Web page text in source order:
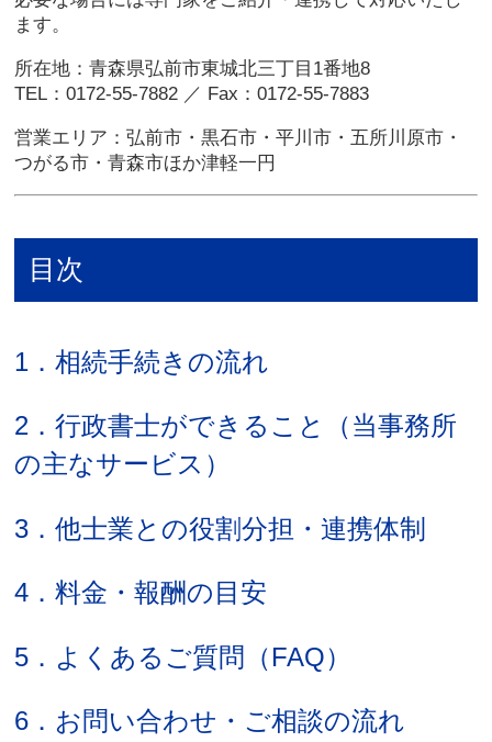
ます。
所在地：青森県弘前市東城北三丁目1番地8
TEL：0172-55-7882 ／ Fax：0172-55-7883
営業エリア：弘前市・黒石市・平川市・五所川原市・
つがる市・青森市ほか津軽一円
目次
1．相続手続きの流れ
2．行政書士ができること（当事務所
の主なサービス）
3．他士業との役割分担・連携体制
4．料金・報酬の目安
5．よくあるご質問（FAQ）
6．お問い合わせ・ご相談の流れ